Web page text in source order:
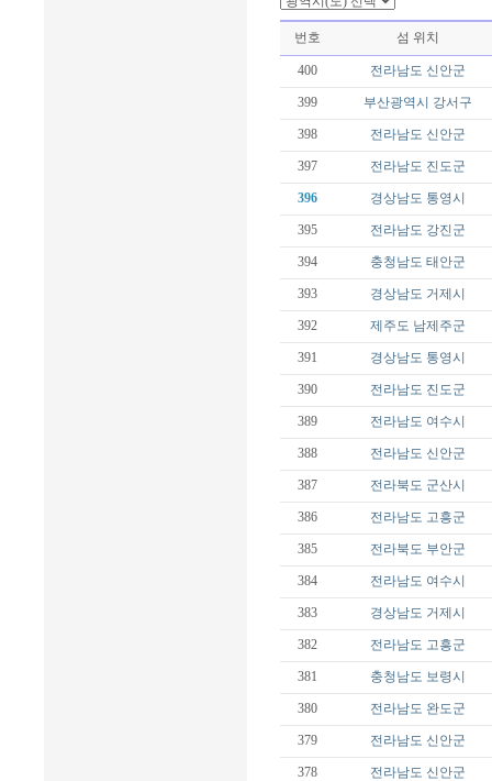
번호 섬 위치
400 전라남도 신안군
399 부산광역시 강서구
398 전라남도 신안군
397 전라남도 진도군
396 경상남도 통영시
395 전라남도 강진군
394 충청남도 태안군
393 경상남도 거제시
392 제주도 남제주군
391 경상남도 통영시
390 전라남도 진도군
389 전라남도 여수시
388 전라남도 신안군
387 전라북도 군산시
386 전라남도 고흥군
385 전라북도 부안군
384 전라남도 여수시
383 경상남도 거제시
382 전라남도 고흥군
381 충청남도 보령시
380 전라남도 완도군
379 전라남도 신안군
378 전라남도 신안군